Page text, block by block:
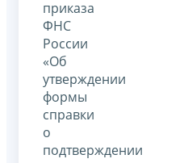
приказа
ФНС
России
«Об
утверждении
формы
справки
о
подтверждении